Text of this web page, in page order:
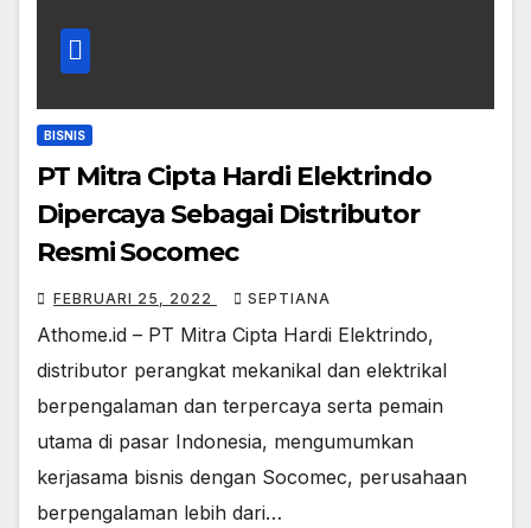
BISNIS
PT Mitra Cipta Hardi Elektrindo
Dipercaya Sebagai Distributor
Resmi Socomec
FEBRUARI 25, 2022 SEPTIANA
Athome.id – PT Mitra Cipta Hardi Elektrindo,
distributor perangkat mekanikal dan elektrikal
berpengalaman dan terpercaya serta pemain
utama di pasar Indonesia, mengumumkan
kerjasama bisnis dengan Socomec, perusahaan
berpengalaman lebih dari…